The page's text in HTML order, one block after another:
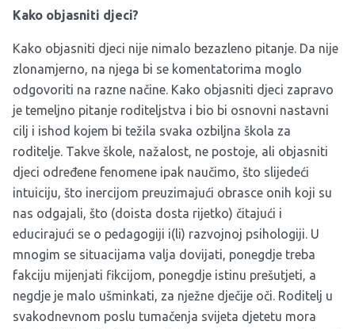
Kako objasniti djeci?
Kako objasniti djeci nije nimalo bezazleno pitanje. Da nije
zlonamjerno, na njega bi se komentatorima moglo
odgovoriti na razne načine. Kako objasniti djeci zapravo
je temeljno pitanje roditeljstva i bio bi osnovni nastavni
cilj i ishod kojem bi težila svaka ozbiljna škola za
roditelje. Takve škole, nažalost, ne postoje, ali objasniti
djeci određene fenomene ipak naučimo, što slijedeći
intuiciju, što inercijom preuzimajući obrasce onih koji su
nas odgajali, što (doista dosta rijetko) čitajući i
educirajući se o pedagogiji i(li) razvojnoj psihologiji. U
mnogim se situacijama valja dovijati, ponegdje treba
fakciju mijenjati fikcijom, ponegdje istinu prešutjeti, a
negdje je malo ušminkati, za nježne dječije oči. Roditelj u
svakodnevnom poslu tumačenja svijeta djetetu mora